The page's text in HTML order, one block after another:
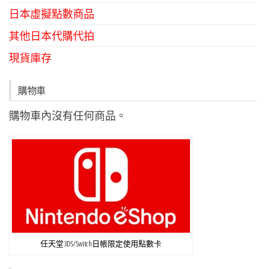
日本虛擬點數商品
其他日本代購代拍
現貨庫存
購物車
購物車內沒有任何商品。
任天堂3DS/Switch日帳限定使用點數卡